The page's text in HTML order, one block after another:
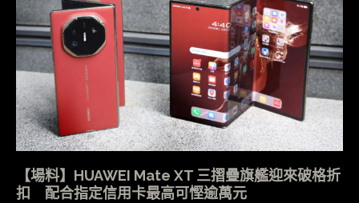
【場料】HUAWEI Mate XT 三摺疊旗艦迎來破格折
扣 配合指定信用卡最高可慳逾萬元